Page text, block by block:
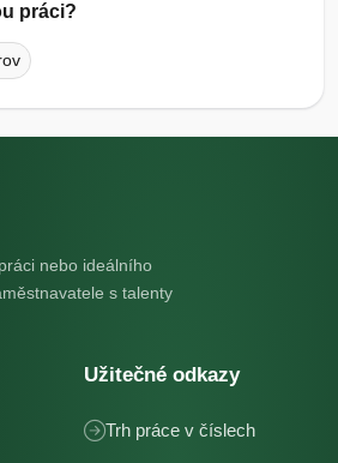
práci?
nebo ideálního
s talenty
Užitečné odkazy
Trh práce v číslech